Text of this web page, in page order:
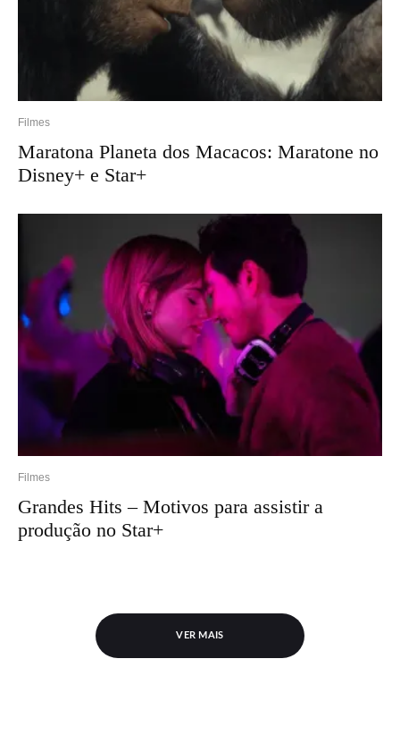
Filmes
Maratona Planeta dos Macacos: Maratone no
Disney+ e Star+
Filmes
Grandes Hits – Motivos para assistir a
produção no Star+
VER MAIS